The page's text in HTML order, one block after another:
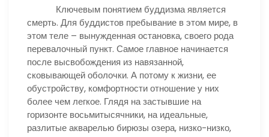
Ключевым понятием буддизма является
смерть. Для буддистов пребывание в этом мире, в
этом теле – вынужденная остановка, своего рода
перевалочный пункт. Самое главное начинается
после высвобождения из навязанной,
сковывающей оболочки. А потому к жизни, ее
обустройству, комфортности отношение у них
более чем легкое. Глядя на застывшие на
горизонте восьмитысячники, на идеальные,
разлитые акварелью бирюзы озера, низко-низко,